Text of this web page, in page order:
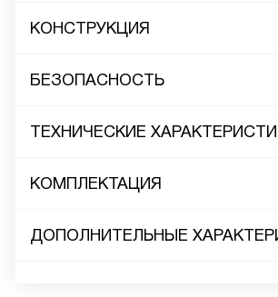
КОНСТРУКЦИЯ
БЕЗОПАСНОСТЬ
ТЕХНИЧЕСКИЕ
КОМПЛЕКТАЦИЯ
ДОПОЛНИТЕЛЬНЫЕ